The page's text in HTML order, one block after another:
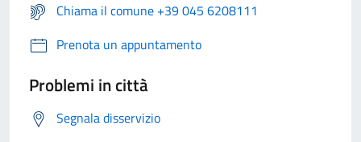
Chiama il comune +39 045 6208111
Prenota un appuntamento
Problemi in città
Segnala disservizio